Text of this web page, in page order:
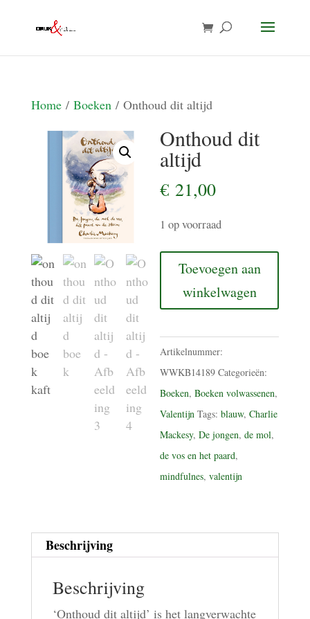
Home/ Boeken/ Onthoud dit altijd
Onthoud dit
altijd
€ 21,00
1 op voorraad
Onthoud
Toevoegen aan
winkelwagen
Artikelnummer:
WWKB14189 Categorieën:
Boeken,Boeken volwassenen,
Valentijn Tags:blauw,Charlie
Mackesy,De jongen,de mol,
de vos en het paard,
mindfulnes,valentijn
Beschrijving
Beschrijving
‘Onthoud dit altijd’ is het langverwachte